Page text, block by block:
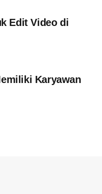
Edit Video di
Karyawan